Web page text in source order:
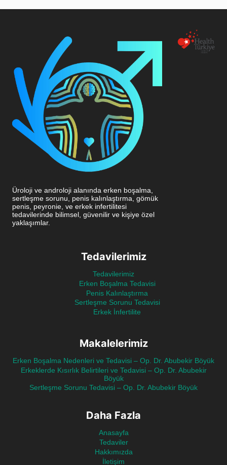
Üroloji ve androloji alanında erken boşalma,
sertleşme sorunu, penis kalınlaştırma, gömük
penis, peyronie, ve erkek infertilitesi
tedavilerinde bilimsel, güvenilir ve kişiye özel
yaklaşımlar.
Tedavilerimiz
Tedavilerimiz
Erken Boşalma Tedavisi
Penis Kalınlaştırma
Sertleşme Sorunu Tedavisi
Erkek İnfertilite
Makalelerimiz
Erken Boşalma Nedenleri ve Tedavisi – Op. Dr. Abubekir Böyük
Erkeklerde Kısırlık Belirtileri ve Tedavisi – Op. Dr. Abubekir
Böyük
Sertleşme Sorunu Tedavisi – Op. Dr. Abubekir Böyük
Daha Fazla
Anasayfa
Tedaviler
Hakkımızda
İletişim